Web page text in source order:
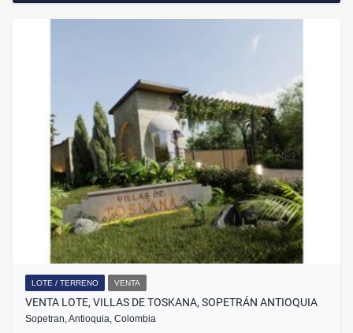
LOTE / TERRENO VENTA
VENTA LOTE, VILLAS DE TOSKANA, SOPETRÁN ANTIOQUIA
Sopetran, Antioquia, Colombia